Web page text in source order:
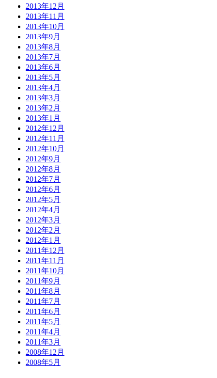
2013年12月
2013年11月
2013年10月
2013年9月
2013年8月
2013年7月
2013年6月
2013年5月
2013年4月
2013年3月
2013年2月
2013年1月
2012年12月
2012年11月
2012年10月
2012年9月
2012年8月
2012年7月
2012年6月
2012年5月
2012年4月
2012年3月
2012年2月
2012年1月
2011年12月
2011年11月
2011年10月
2011年9月
2011年8月
2011年7月
2011年6月
2011年5月
2011年4月
2011年3月
2008年12月
2008年5月